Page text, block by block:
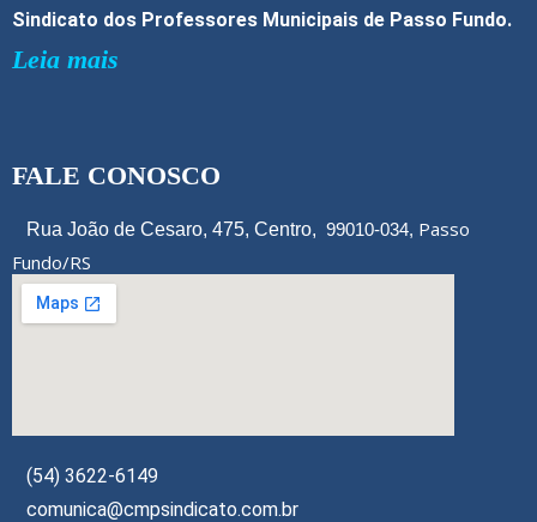
Sindicato dos Professores Municipais de Passo Fundo.
Leia mais
FALE CONOSCO
Rua João de Cesaro, 475, Centro, 99010-034, Passo
Fundo/RS
(54) 3622-6149
comunica@cmpsindicato.com.br